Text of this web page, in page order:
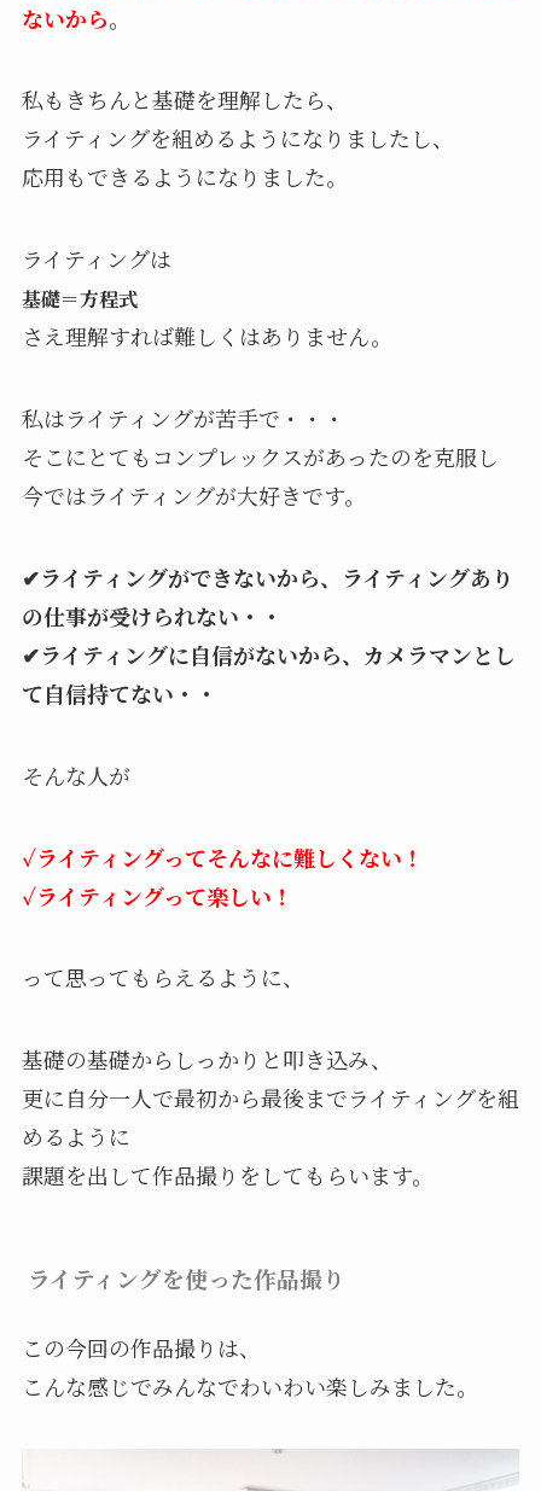
ないから。
私もきちんと基礎を理解したら、
ライティングを組めるようになりましたし、
応用もできるようになりました。
ライティングは
基礎＝方程式
さえ理解すれば難しくはありません。
私はライティングが苦手で・・・
そこにとてもコンプレックスがあったのを克服し
今ではライティングが大好きです。
✔ライティングができないから、ライティングあり
の仕事が受けられない・・
✔ライティングに自信がないから、カメラマンとし
て自信持てない・・
そんな人が
✓ライティングってそんなに難しくない！
✓ライティングって楽しい！
って思ってもらえるように、
基礎の基礎からしっかりと叩き込み、
更に自分一人で最初から最後までライティングを組
めるように
課題を出して作品撮りをしてもらいます。
ライティングを使った作品撮り
この今回の作品撮りは、
こんな感じでみんなでわいわい楽しみました。